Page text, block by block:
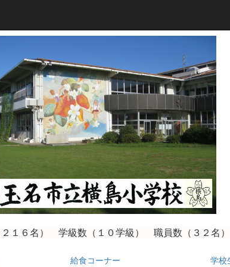
１６名） 学級数（１０学級） 職員数（３２名）
給食コーナー 学校